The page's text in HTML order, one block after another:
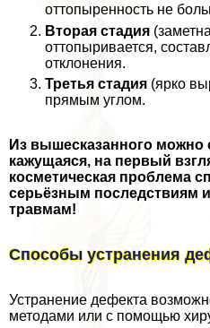
оттопыренность не
Вторая стадия
оттопыривается,
отклонения.
Третья стадия (ярко
прямым углом.
Из вышесказанного можно
кажущаяся, на первый
косметическая проблема
серьёзным последствиям
травмам!
Способы устранения
Устранение дефекта
методами или с помощью